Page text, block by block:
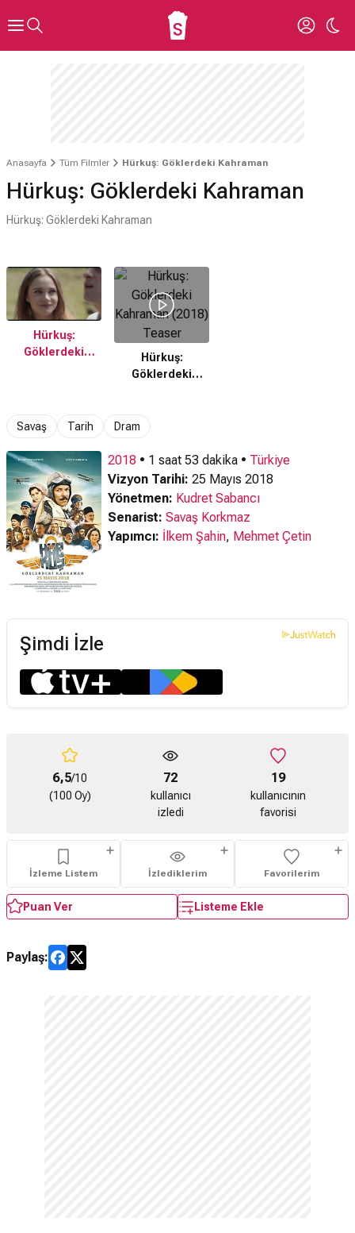
Anasayfa Tüm Filmler Hürkuş: Göklerdeki Kahraman
Hürkuş: Göklerdeki Kahraman
Hürkuş: Göklerdeki Kahraman
Hürkuş:
Göklerdeki
Hürkuş:
Göklerdeki
Savaş
Tarih Dram
2018 • 1 saat 53 dakika • Türkiye
Vizyon Tarihi: 25 Mayıs 2018
Yönetmen: Kudret Sabancı
Senarist: Savaş Korkmaz
Yapımcı: İlkem Şahin, Mehmet Çetin
Şimdi İzle
6,5/10
(100 Oy)
72
kullanıcı
izledi
19
kullanıcının
favorisi
İzleme Listem İzlediklerim Favorilerim
Puan Ver Listeme Ekle
Paylaş: